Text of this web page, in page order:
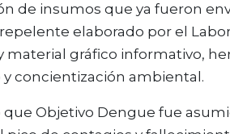
de insumos que ya fueron
elaborado por el
material gráfico informativo,
y concientización ambiental.
que Objetivo Dengue fue